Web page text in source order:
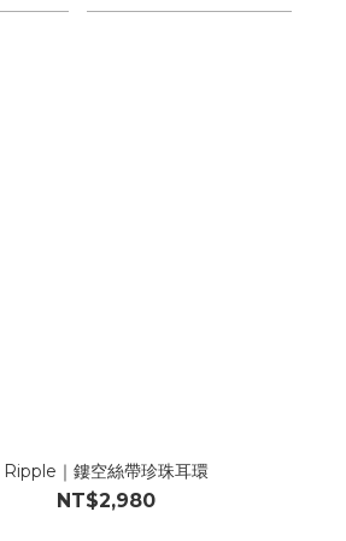
Ripple｜鏤空絲帶珍珠耳環
NT$2,980